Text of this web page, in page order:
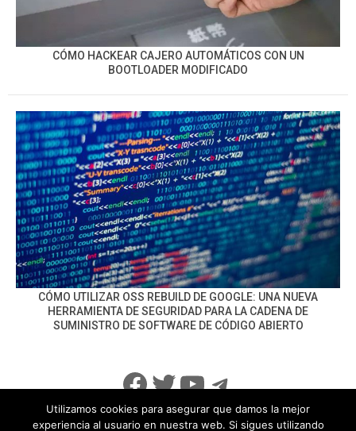
CÓMO HACKEAR CAJERO AUTOMÁTICOS CON UN
BOOTLOADER MODIFICADO
CÓMO UTILIZAR OSS REBUILD DE GOOGLE: UNA NUEVA
HERRAMIENTA DE SEGURIDAD PARA LA CADENA DE
SUMINISTRO DE SOFTWARE DE CÓDIGO ABIERTO
Facebook
Twitter
YouTube
Telegram
Utilizamos cookies para asegurar que damos la mejor
experiencia al usuario en nuestra web. Si sigues utilizando